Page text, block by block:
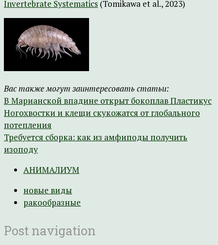
Invertebrate Systematics (Tomikawa et al., 2023)
Вас также могут заинтересовать статьи:
В Марианской впадине открыт бокоплав Пластикус
Ногохвостки и клещи скукожатся от глобального
потепления
Требуется сборка: как из амфиподы получить
изоподу
АНИМАЛИУМ
новые виды
ракообразные
Post navigation